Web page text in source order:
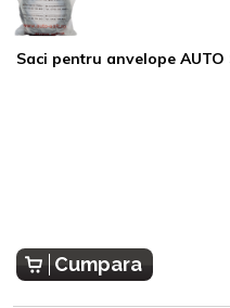
Saci pentru anvelope AUTO
Cumpara